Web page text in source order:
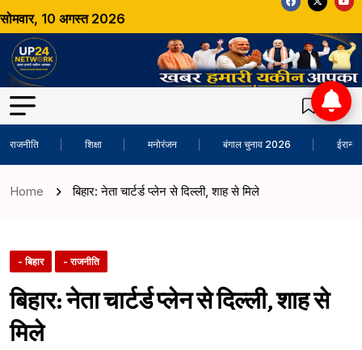
सोमवार, 10 अगस्त 2026
राजनीति शिक्षा मनोरंजन बंगाल चुनाव 2026 ईरान-
Home बिहार: नेता चार्टर्ड प्लेन से दिल्ली, शाह से मिले
- बिहार - राजनीति
बिहार: नेता चार्टर्ड प्लेन से दिल्ली, शाह से
मिले